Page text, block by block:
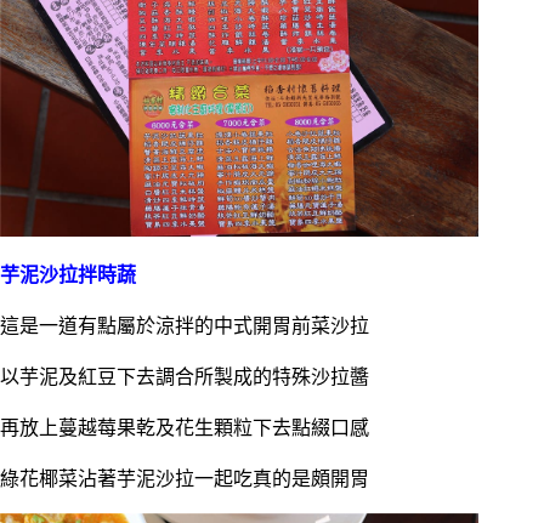
芋泥沙拉拌時蔬
這是一道有點屬於涼拌的中式開胃前菜沙拉
以芋泥及紅豆下去調合所製成的特殊沙拉醬
再放上蔓越莓果乾及花生顆粒下去點綴口感
綠花椰菜沾著芋泥沙拉一起吃真的是頗開胃